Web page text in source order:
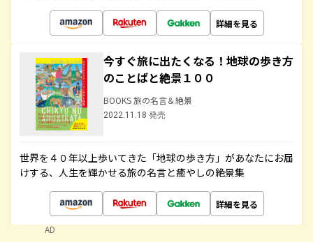
詳細を見る
今すぐ旅に出たくなる！地球の歩き方
のことばと絶景１００
BOOKS 旅の名言＆絶景
2022.11.18 発売
世界を４０年以上歩いてきた「地球の歩き方」があなたにお届
けする、人生を輝かせる旅の名言と癒やしの絶景集
詳細を見る
AD